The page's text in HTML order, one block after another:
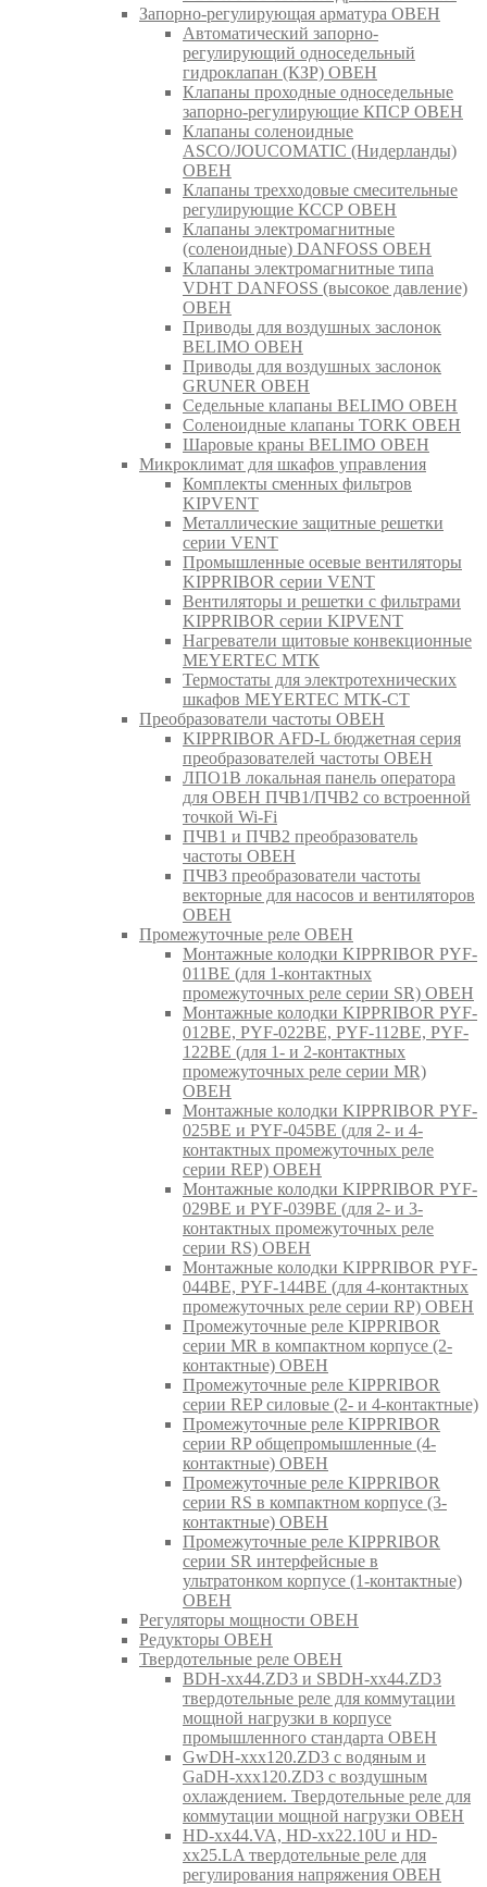
Запорно-регулирующая арматура ОВЕН
Автоматический запорно-
регулирующий односедельный
гидроклапан (КЗР) ОВЕН
Клапаны проходные односедельные
запорно-регулирующие КПСР ОВЕН
Клапаны соленоидные
ASCO/JOUCOMATIC (Нидерланды)
ОВЕН
Клапаны трехходовые смесительные
регулирующие КССР ОВЕН
Клапаны электромагнитные
(соленоидные) DANFOSS ОВЕН
Клапаны электромагнитные типа
VDHT DANFOSS (высокое давление)
ОВЕН
Приводы для воздушных заслонок
BELIMO ОВЕН
Приводы для воздушных заслонок
GRUNER ОВЕН
Седельные клапаны BELIMO ОВЕН
Соленоидные клапаны TORK ОВЕН
Шаровые краны BELIMO ОВЕН
Микроклимат для шкафов управления
Комплекты сменных фильтров
KIPVENT
Металлические защитные решетки
серии VENT
Промышленные осевые вентиляторы
KIPPRIBOR серии VENT
Вентиляторы и решетки с фильтрами
KIPPRIBOR серии KIPVENT
Нагреватели щитовые конвекционные
MEYERTEC МТК
Термостаты для электротехнических
шкафов MEYERTEC МТК-СТ
Преобразователи частоты ОВЕН
KIPPRIBOR AFD-L бюджетная серия
преобразователей частоты ОВЕН
ЛПО1В локальная панель оператора
для ОВЕН ПЧВ1/ПЧВ2 со встроенной
точкой Wi-Fi
ПЧВ1 и ПЧВ2 преобразователь
частоты ОВЕН
ПЧВ3 преобразователи частоты
векторные для насосов и вентиляторов
ОВЕН
Промежуточные реле ОВЕН
Монтажные колодки KIPPRIBOR PYF-
011BE (для 1-контактных
промежуточных реле серии SR) ОВЕН
Монтажные колодки KIPPRIBOR PYF-
012BE, PYF-022BE, PYF-112BE, PYF-
122BE (для 1- и 2-контактных
промежуточных реле серии MR)
ОВЕН
Монтажные колодки KIPPRIBOR PYF-
025BE и PYF-045BE (для 2- и 4-
контактных промежуточных реле
серии REP) ОВЕН
Монтажные колодки KIPPRIBOR PYF-
029BE и PYF-039BE (для 2- и 3-
контактных промежуточных реле
серии RS) ОВЕН
Монтажные колодки KIPPRIBOR PYF-
044BE, PYF-144BE (для 4-контактных
промежуточных реле серии RP) ОВЕН
Промежуточные реле KIPPRIBOR
серии MR в компактном корпусе (2-
контактные) ОВЕН
Промежуточные реле KIPPRIBOR
серии REP силовые (2- и 4-контактные)
Промежуточные реле KIPPRIBOR
серии RP общепромышленные (4-
контактные) ОВЕН
Промежуточные реле KIPPRIBOR
серии RS в компактном корпусе (3-
контактные) ОВЕН
Промежуточные реле KIPPRIBOR
серии SR интерфейсные в
ультратонком корпусе (1-контактные)
ОВЕН
Регуляторы мощности ОВЕН
Редукторы ОВЕН
Твердотельные реле ОВЕН
BDH-xx44.ZD3 и SBDH-xx44.ZD3
твердотельные реле для коммутации
мощной нагрузки в корпусе
промышленного стандарта ОВЕН
GwDH-xxx120.ZD3 с водяным и
GaDH-xxx120.ZD3 с воздушным
охлаждением. Твердотельные реле для
коммутации мощной нагрузки ОВЕН
HD-xx44.VA, HD-xx22.10U и HD-
xx25.LA твердотельные реле для
регулирования напряжения ОВЕН